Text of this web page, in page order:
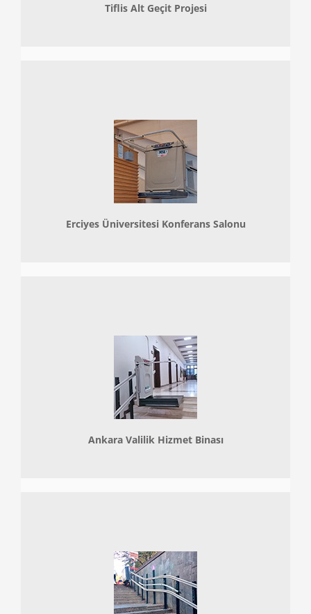
Tiflis Alt Geçit Projesi
Erciyes Üniversitesi Konferans Salonu
Ankara Valilik Hizmet Binası